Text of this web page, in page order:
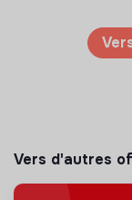
Vers d'autres